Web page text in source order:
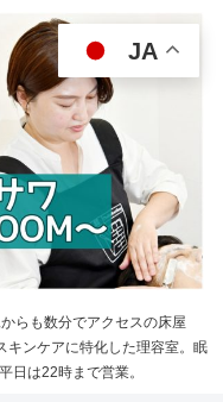
らも数分でアクセスの床屋
キンケアに特化した理容室。眠
日は22時まで営業。
JA